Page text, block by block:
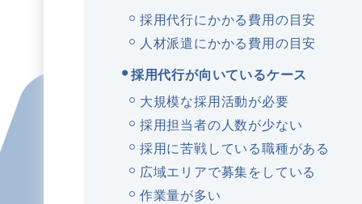
採用代行にかかる費用の目安
人材派遣にかかる費用の目安
採用代行が向いているケース
大規模な採用活動が必要
採用担当者の人数が少ない
採用に苦戦している職種がある
広域エリアで募集をしている
作業量が多い